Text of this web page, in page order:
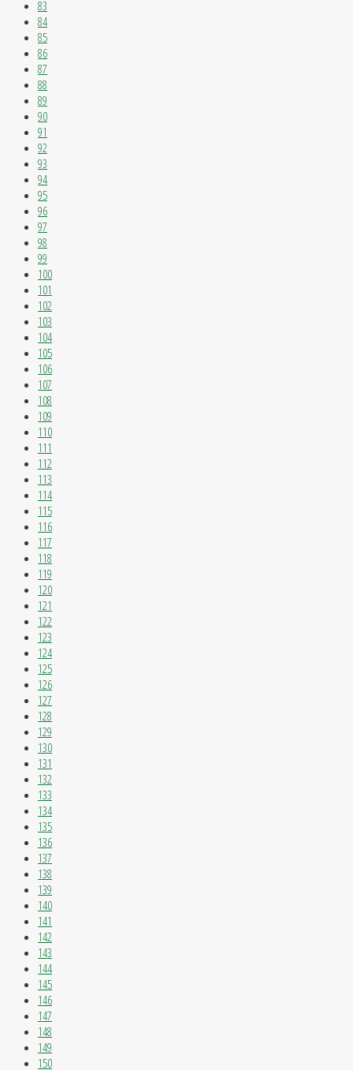
83
84
85
86
87
88
89
90
91
92
93
94
95
96
97
98
99
100
101
102
103
104
105
106
107
108
109
110
111
112
113
114
115
116
117
118
119
120
121
122
123
124
125
126
127
128
129
130
131
132
133
134
135
136
137
138
139
140
141
142
143
144
145
146
147
148
149
150